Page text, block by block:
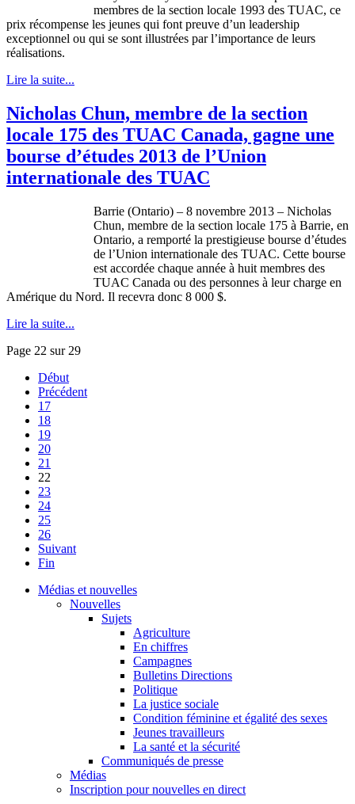
membres de la section locale 1993 des TUAC, ce
prix récompense les jeunes qui font preuve d’un leadership
exceptionnel ou qui se sont illustrées par l’importance de leurs
réalisations.
Lire la suite...
Nicholas Chun, membre de la section
locale 175 des TUAC Canada, gagne une
bourse d’études 2013 de l’Union
internationale des TUAC
Barrie (Ontario) – 8 novembre 2013 – Nicholas
Chun, membre de la section locale 175 à Barrie, en
Ontario, a remporté la prestigieuse bourse d’études
de l’Union internationale des TUAC. Cette bourse
est accordée chaque année à huit membres des
TUAC Canada ou des personnes à leurcharge en
Amérique du Nord. Il recevra donc 8 000 $.
Lire la suite...
Page 22 sur 29
Début
Précédent
17
18
19
20
21
22
23
24
25
26
Suivant
Fin
Médias et nouvelles
Nouvelles
Sujets
Agriculture
En chiffres
Campagnes
Bulletins Directions
Politique
La justice sociale
Condition féminine et égalité des sexes
Jeunes travailleurs
La santé et la sécurité
Communiqués de presse
Médias
Inscription pour nouvelles en direct